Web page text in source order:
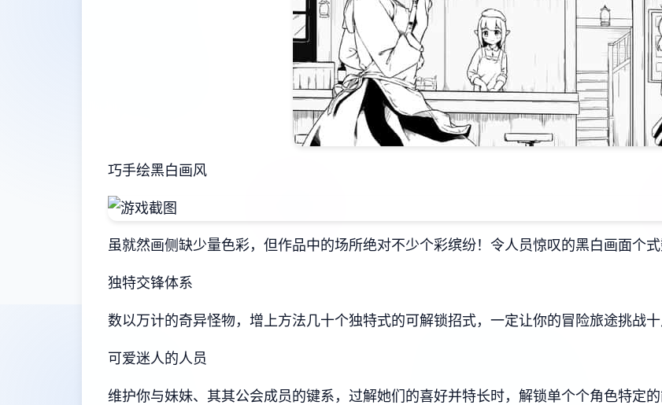
巧手绘黑白画风
虽就然画侧缺少量色彩，但作品中的场所绝对不少个彩缤纷！令人员惊叹的黑白画面个
独特交锋体系
数以万计的奇异怪物，增上方法几十个独特式的可解锁招式，一定让你的冒险旅途挑战十
可爱迷人的人员
维护你与妹妹、其其公会成员的键系，过解她们的喜好并特长时，解锁单个个角色特定